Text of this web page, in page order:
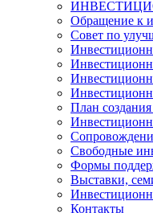
Обращение к
Совет по
План
Свободные
Формы
Выставки,
Контакты